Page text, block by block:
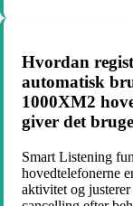
Hvordan
automatisk
1000XM2
giver det
Smart Listening
hovedtelefonerne
aktivitet og